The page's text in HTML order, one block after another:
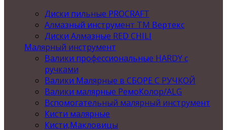
Диски пильные PROCRAFT
Алмазный инструмент ТМ Вертекс
Диски Алмазные RED CHILI
Малярный инструмент
Валики профессиональные HARDY с
ручками
Валики Малярные в СБОРЕ С РУЧКОЙ
Валики малярные РемоКолор/ALG
Вспомогательный малярный инструмент
Кисти малярные
Кисти,Макловицы